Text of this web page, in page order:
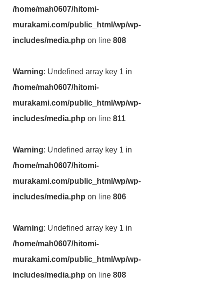
/home/mah0607/hitomi-
murakami.com/public_html/wp/wp-
includes/media.php on line808
Warning: Undefined array key 1 in
/home/mah0607/hitomi-
murakami.com/public_html/wp/wp-
includes/media.php on line811
Warning: Undefined array key 1 in
/home/mah0607/hitomi-
murakami.com/public_html/wp/wp-
includes/media.php on line806
Warning: Undefined array key 1 in
/home/mah0607/hitomi-
murakami.com/public_html/wp/wp-
includes/media.php on line808